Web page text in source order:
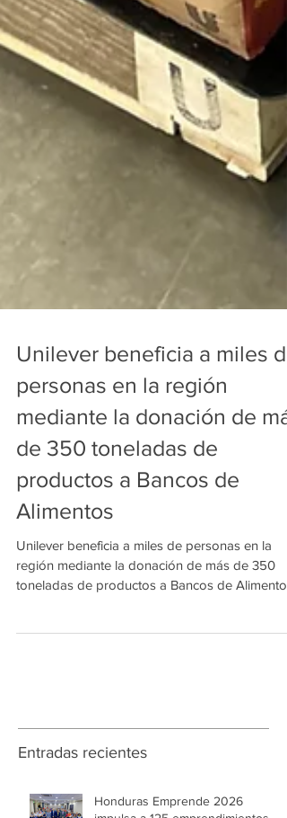
Unilever beneficia a miles de
personas en la región
mediante la donación de
de 350 toneladas de
productos a Bancos de
Alimentos
región mediante la donación de más de 350